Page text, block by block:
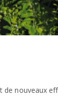
nouveaux